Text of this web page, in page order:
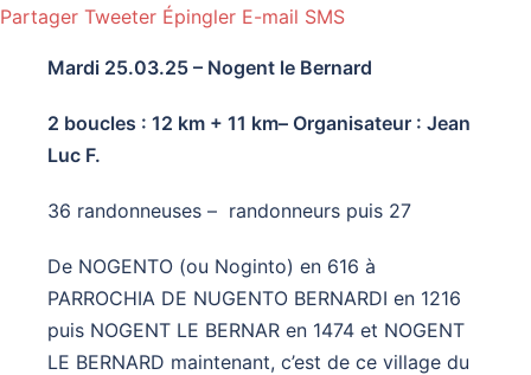
Partager Tweeter Épingler E-mail SMS
Mardi 25.03.25 – Nogent le Bernard
2 boucles : 12 km + 11 km– Organisateur : Jean
Luc F.
36 randonneuses – randonneurs puis 27
De NOGENTO (ou Noginto) en 616 à
PARROCHIA DE NUGENTO BERNARDI en 1216
puis NOGENT LE BERNAR en 1474 et NOGENT
LE BERNARD maintenant, c’est de ce village du